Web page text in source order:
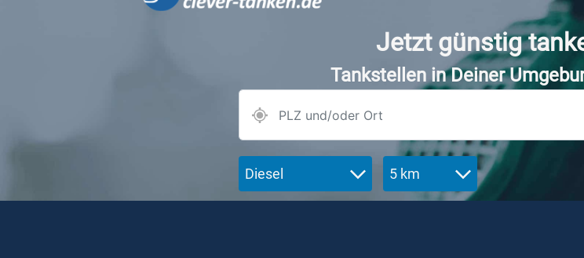
Jetzt günstig
Tankstellen in Deiner
Diesel 5 km